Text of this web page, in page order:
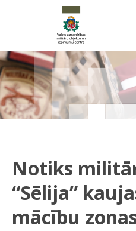
Notiks
“Sēlija”
mācību